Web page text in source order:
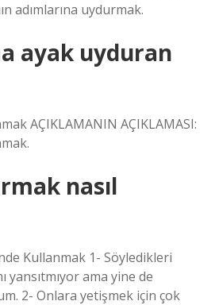
adımlarına uydurmak.
ayak uyduran
AÇIKLAMANIN AÇIKLAMASI:
nasıl
Kullanmak 1- Söyledikleri
yansıtmıyor ama yine de
2- Onlara yetişmek için çok